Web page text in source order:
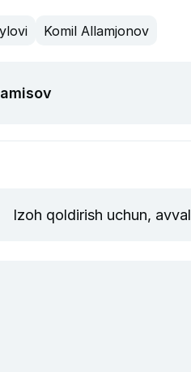
Komil Allamjonov
Izoh qoldirish uchun, avval